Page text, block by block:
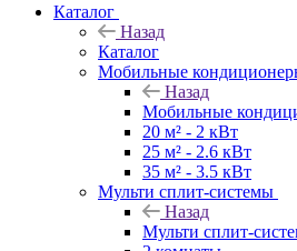
Каталог
Назад
Каталог
Мобильные
Назад
Мобильные
20 м² - 2 кВт
25 м² - 2.6 кВт
35 м² - 3.5 кВт
Мульти сплит-системы
Назад
Мульти сплит-